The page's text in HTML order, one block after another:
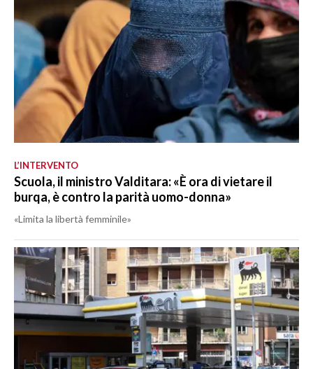
L’INTERVENTO
Scuola, il ministro Valditara: «È ora di vietare il
burqa, è contro la parità uomo-donna»
«Limita la libertà femminile»